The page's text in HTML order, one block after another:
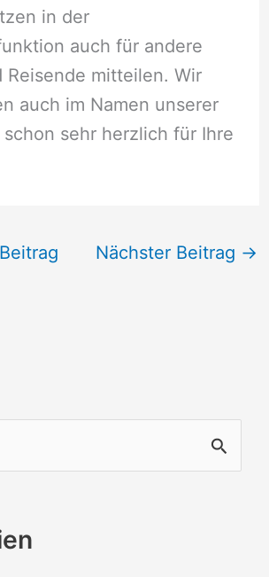
in der
auch für andere
Reisende mitteilen. Wir
auch im Namen unserer
sehr herzlich für Ihre
Nächster Beitrag →